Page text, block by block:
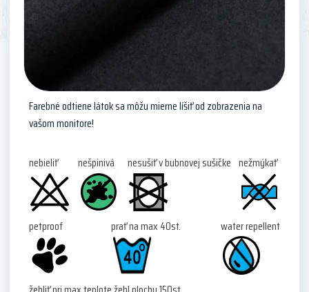
Farebné odtiene látok sa môžu mierne líšiť od zobrazenia na
vašom monitore!
nebieliť nešpinivá nesušiť v bubnovej sušičke nežmýkať
petproof prať na max 40st. water repellent